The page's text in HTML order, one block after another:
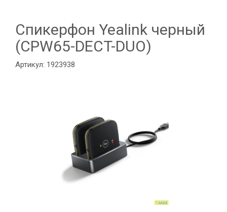
Спикерфон Yealink черный
(CPW65-DECT-DUO)
Артикул: 1923938